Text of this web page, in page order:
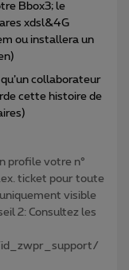
Bbox3; le
xdsl&4G
ou installera un
collaborateur
cette histoire de
profile votre n°
ticket pour toute
visible
2: Consultez les